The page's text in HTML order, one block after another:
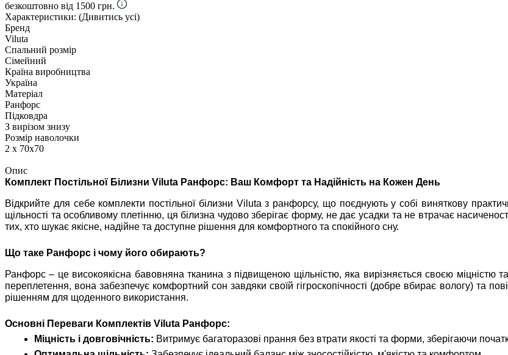
безкоштовно від 1500 грн.
Характеристики: (Дивитись усі)
Бренд
Viluta
Спальний розмір
Сімейний
Країна виробництва
Україна
Матеріал
Ранфорс
Підковдра
З вирізом знизу
Розмір наволочки
2 х 70х70
Опис
Комплект Постільної Білизни Viluta Ранфорс: Ваш Комфорт та Надійність на Кожен День
Відкрийте для себе комплекти постільної білизни Viluta з ранфорсу, що поєднують у собі виняткову
щільності та особливому плетінню, ця білизна чудово зберігає форму, не дає усадки та не втрачає
тих, хто шукає якісне, надійне та доступне рішення для комфортного та спокійного сну.
Що таке Ранфорс і чому його обирають?
Ранфорс – це високоякісна бавовняна тканина з підвищеною щільністю, яка вирізняється своєю міцністю
переплетення, вона забезпечує комфортний сон завдяки своїй гігроскопічності (добре вбирає вологу) та
рішенням для щоденного використання.
Основні Переваги Комплектів Viluta Ранфорс:
Міцність і довговічність: Витримує багаторазові прання без втрати якості та форми, зберігаючи